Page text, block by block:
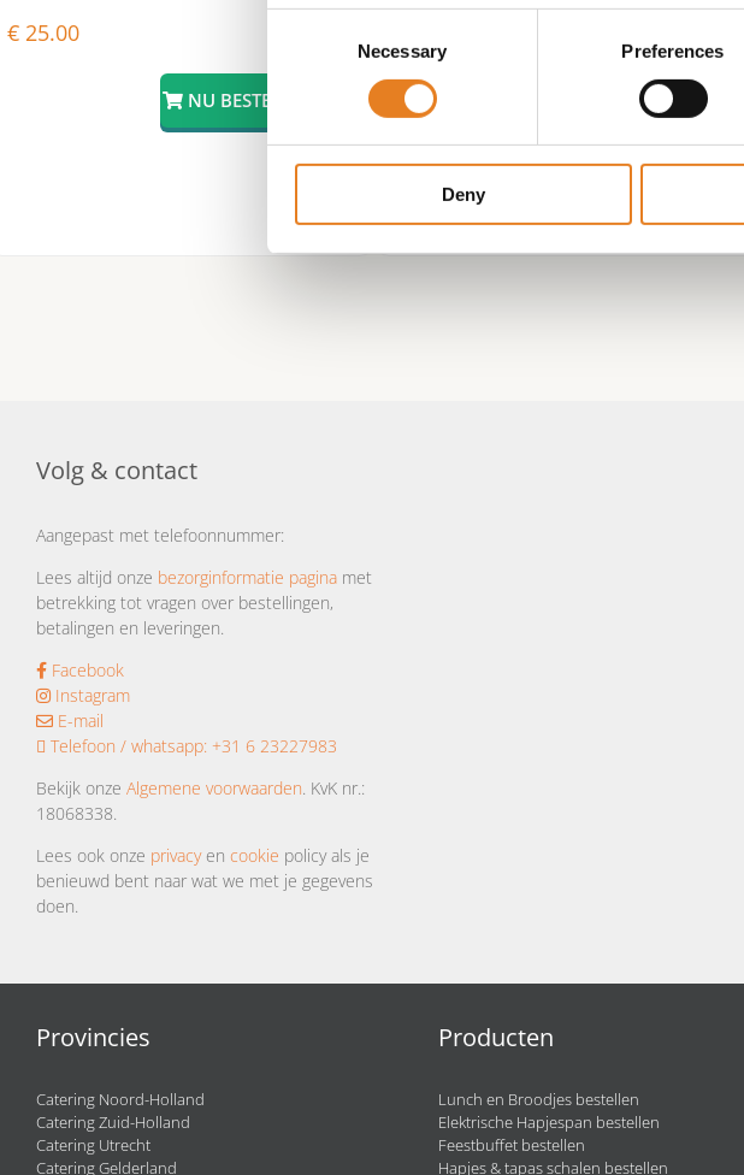
Necessary Preferences
Deny
€ 25.00
Volg & contact
Aangepast met telefoonnummer:
Lees altijd onze bezorginformatie pagina met
betrekking tot vragen over bestellingen,
betalingen en leveringen.
Facebook
Instagram
E-mail
Telefoon / whatsapp: +31 6 23227983
Bekijk onze Algemene voorwaarden. KvK nr.:
18068338.
Lees ook onze privacyen cookie policy als je
benieuwd bent naar wat we met je gegevens
doen.
Provincies
Catering Noord-Holland
Catering Zuid-Holland
Catering Utrecht
Catering Gelderland
Producten
Lunch en Broodjes bestellen
Elektrische Hapjespan bestellen
Feestbuffet bestellen
Hapjes & tapas schalen bestellen